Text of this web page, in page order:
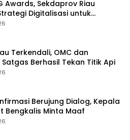
Awards, Sekdaprov Riau
Digitalisasi untuk
Publik
Terkendali, OMC dan
Berhasil Tekan Titik Api
Berujung Dialog, Kepala
Bengkalis Minta Maaf